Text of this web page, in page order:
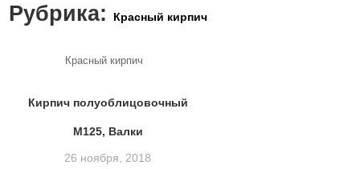
Рубрика: Красный кирпич
Красный кирпич
Кирпич полуоблицовочный
М125, Валки
26 ноября, 2018